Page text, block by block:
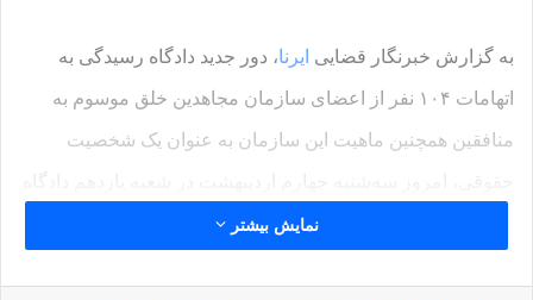
به گزارش خبرنگار قضایی ایرنا، دور جدید دادگاه رسیدگی به
اتهامات ۱۰۴ نفر از اعضای سازمان مجاهدین خلق موسوم به
منافقین همچنین ماهیت این سازمان به عنوان یک شخصیت
حقوقی، امروز سه‌شنبه چهارم اردیبهشت‌ در شعبه یازدهم دادگاه
کیفری یک استان تهران به ریاست قاضی حجت‌الاسلام
نمایش بیشتر